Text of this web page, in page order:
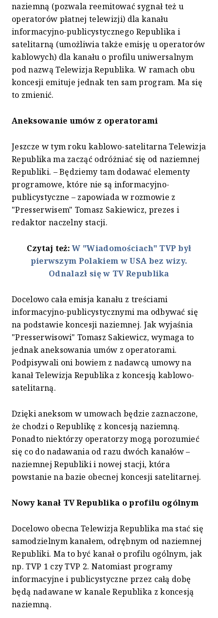
naziemną (pozwala reemitować sygnał też u
operatorów płatnej telewizji) dla kanału
informacyjno-publicystycznego Republika i
satelitarną (umożliwia także emisję u operatorów
kablowych) dla kanału o profilu uniwersalnym
pod nazwą Telewizja Republika. W ramach obu
koncesji emituje jednak ten sam program. Ma się
to zmienić.
Aneksowanie umów z operatorami
Jeszcze w tym roku kablowo-satelitarna Telewizja
Republika ma zacząć odróżniać się od naziemnej
Republiki. – Będziemy tam dodawać elementy
programowe, które nie są informacyjno-
publicystyczne – zapowiada w rozmowie z
"Presserwisem" Tomasz Sakiewicz, prezes i
redaktor naczelny stacji.
Czytaj też:W "Wiadomościach" TVP był
pierwszym Polakiem w USA bez wizy.
Odnalazł się w TV Republika
Docelowo cała emisja kanału z treściami
informacyjno-publicystycznymi ma odbywać się
na podstawie koncesji naziemnej. Jak wyjaśnia
"Presserwisowi" Tomasz Sakiewicz, wymaga to
jednak aneksowania umów z operatorami.
Podpisywali oni bowiem z nadawcą umowy na
kanał Telewizja Republika z koncesją kablowo-
satelitarną.
Dzięki aneksom w umowach będzie zaznaczone,
że chodzi o Republikę z koncesją naziemną.
Ponadto niektórzy operatorzy mogą porozumieć
się co do nadawania od razu dwóch kanałów –
naziemnej Republiki i nowej stacji, która
powstanie na bazie obecnej koncesji satelitarnej.
Nowy kanał TV Republika o profilu ogólnym
Docelowo obecna Telewizja Republika ma stać się
samodzielnym kanałem, odrębnym od naziemnej
Republiki. Ma to być kanał o profilu ogólnym, jak
np. TVP 1 czy TVP 2. Natomiast programy
informacyjne i publicystyczne przez całą dobę
będą nadawane w kanale Republika z koncesją
naziemną.